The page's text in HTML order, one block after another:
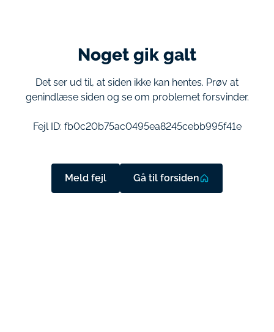
Noget gik galt
Det ser ud til, at siden ikke kan hentes. Prøv at
genindlæse siden og se om problemet forsvinder.
Fejl ID: fb0c20b75ac0495ea8245cebb995f41e
Meld fejl Gå til forsiden